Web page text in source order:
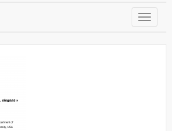
Toggle